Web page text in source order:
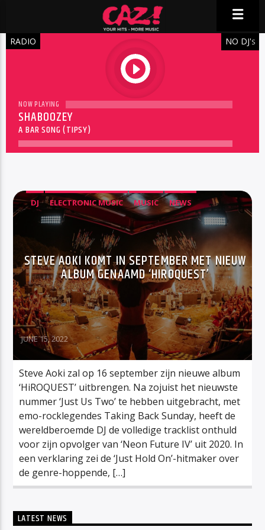
RADIO
play
NO DJ'S
NOW PLAYING
SHABOOZEY
A BAR SONG (TIPSY)
DJ ELECTRONIC MUSIC MUSIC NEWS
STEVE AOKI KOMT IN SEPTEMBER MET NIEUW
ALBUM GENAAMD ‘HIROQUEST’
JUNE 15, 2022
Steve Aoki zal op 16 september zijn nieuwe album
‘HiROQUEST’ uitbrengen. Na zojuist het nieuwste
nummer ‘Just Us Two’ te hebben uitgebracht, met
emo-rocklegendes Taking Back Sunday, heeft de
wereldberoemde DJ de volledige tracklist onthuld
voor zijn opvolger van ‘Neon Future IV’ uit 2020. In
een verklaring zei de ‘Just Hold On’-hitmaker over
de genre-hoppende, […]
LATEST NEWS